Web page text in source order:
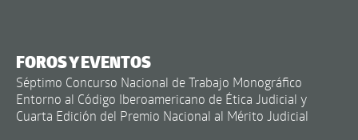
FOROS Y EVENTOS
Séptimo Concurso Nacional de Trabajo Monográfico
Entorno al Código Iberoamericano de Ética Judicial y
Cuarta Edición del Premio Nacional al Mérito Judicial